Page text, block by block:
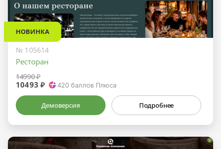
НОВИНКА
№ 105614
Ресторан
14990 ₽
10493 ₽ 420 баллов Плюса
Демоверсия Подробнее